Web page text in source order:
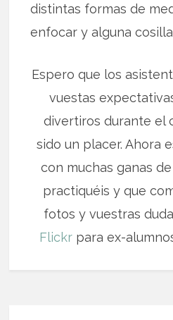
distintas formas de
enfocar y alguna cosilla
Espero que los
vuestas
divertiros durante el
sido un placer. Ahora
con muchas ganas
practiquéis y que
fotos y vuestras
Flickr para ex-